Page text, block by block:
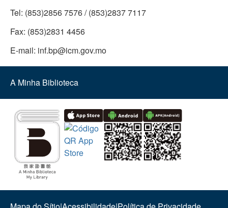
Tel: (853)2856 7576 / (853)2837 7117
Fax: (853)2831 4456
E-mail: inf.bp@icm.gov.mo
A Minha Biblioteca